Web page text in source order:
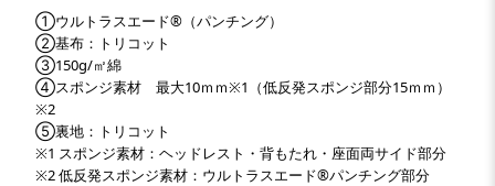
①ウルトラスエード®（パンチング）
②基布：トリコット
③150g/㎡綿
④スポンジ素材 最大10ｍｍ※1（低反発スポンジ部分15ｍｍ）
※2
⑤裏地：トリコット
※1 スポンジ素材：ヘッドレスト・背もたれ・座面両サイド部分
※2 低反発スポンジ素材：ウルトラスエード®パンチング部分